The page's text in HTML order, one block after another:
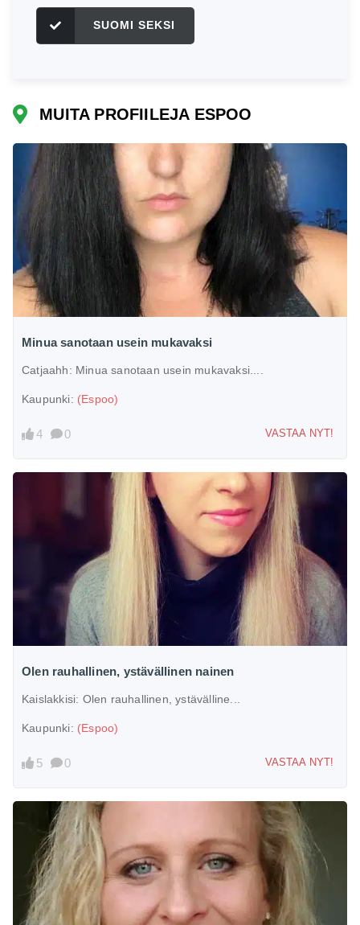
SUOMI SEKSI
MUITA PROFIILEJA ESPOO
Minua sanotaan usein mukavaksi
Catjaahh: Minua sanotaan usein mukavaksi....
Kaupunki: (Espoo)
4 0 VASTAA NYT!
Olen rauhallinen, ystävällinen nainen
Kaislakkisi: Olen rauhallinen, ystävälline...
Kaupunki: (Espoo)
5 0 VASTAA NYT!